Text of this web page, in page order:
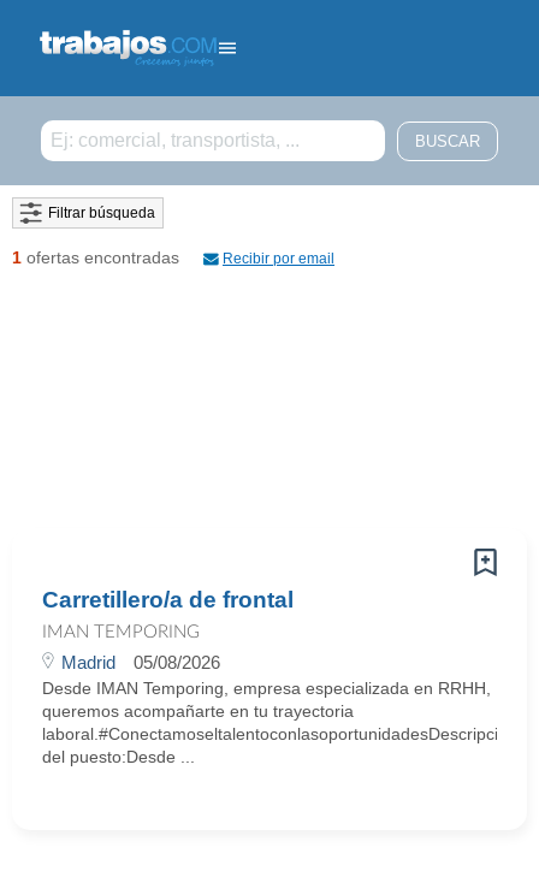
Filtrar búsqueda
1 ofertas encontradas Recibir por email
Carretillero/a de frontal
IMAN TEMPORING
Madrid 05/08/2026
Desde IMAN Temporing, empresa especializada en RRHH,
queremos acompañarte en tu trayectoria
laboral.#ConectamoseltalentoconlasoportunidadesDescripción
del puesto:Desde ...